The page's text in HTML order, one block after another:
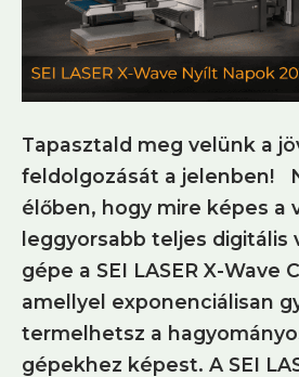
Tapasztald meg velünk a
feldolgozását a jelenben!
élőben, hogy mire képes a
leggyorsabb teljes digitális
gépe a SEI LASER X-Wave
amellyel exponenciálisan
termelhetsz a
gépekhez képest. A SEI